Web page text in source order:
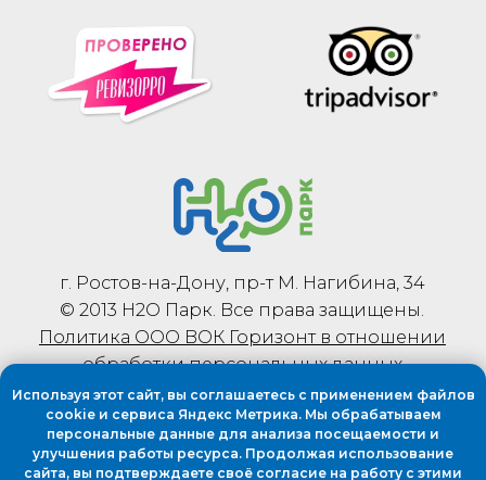
Используя этот сайт, вы соглашаетесь с применением файлов
cookie и сервиса Яндекс Метрика. Мы обрабатываем
персональные данные для анализа посещаемости и
улучшения работы ресурса. Продолжая использование
сайта, вы подтверждаете своё согласие на работу с этими